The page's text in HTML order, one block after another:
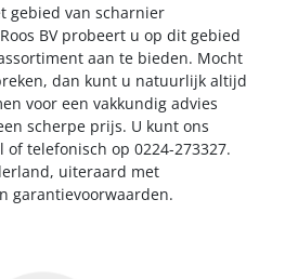
gebied van scharnier
BV probeert u op dit gebied
aan te bieden. Mocht
dan kunt u natuurlijk altijd
voor een vakkundig advies
scherpe prijs. U kunt ons
of telefonisch op 0224-273327.
uiteraard met
garantievoorwaarden.